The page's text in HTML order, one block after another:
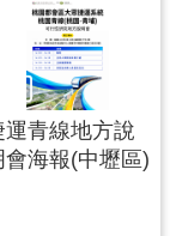
運青線地方說
會海報(中壢區)